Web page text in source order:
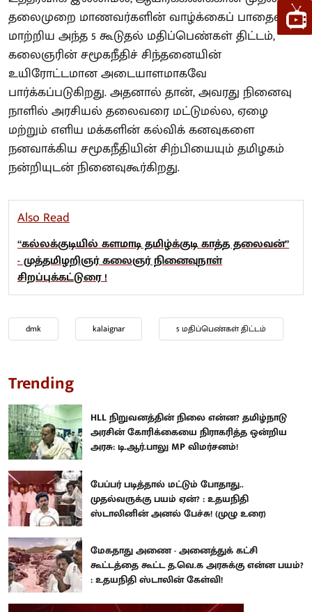
தலைமுறை மாணவர்களின் வாழ்க்கைப் பாதையை
மாற்றிய அந்த 5 கூடுதல் மதிப்பெண்கள் திட்டம்,
கலைஞரின் சமூகநீதிச் சிந்தனையின்
உயிரோட்டமான அடையாளமாகவே
பார்க்கப்படுகிறது. அதனால் தான், அவரது நினைவு
நாளில் அரசியல் தலைவரை மட்டுமல்ல, ஏழை
மற்றும் எளிய மக்களின் கல்விக் கனவுகளை
நனவாக்கிய சமூகநீதியின் சிற்பியையும் தமிழகம்
நன்றியுடன் நினைவுகூர்கிறது.
Also Read
“கல்லக்குடியில் களமாடி தமிழ்க்குடி காத்த தலைவன்”
- முத்தமிழறிஞர் கலைஞர் நினைவுநாள்
சிறப்புக்கட்டுரை !
dmk kalaignar 5 மதிப்பெண்கள் திட்டம்
Trending
HLL நிறுவனத்தின் நிலை என்ன? தமிழ்நாடு
அரசின் கோரிக்கையை நிராகரித்த ஒன்றிய
அரசு: டி.ஆர்.பாலு MP விமர்சனம்!
பேப்பர் படித்தால் மட்டும் போதாது..
முதல்வருக்கு பயம் ஏன்? : உதயநிதி
ஸ்டாலினின் அனல் பேச்சு! (முழு உரை)
மேகதாது அணை - அனைத்துக் கட்சி
கூட்டத்தை கூட்ட த.வெ.க அரசுக்கு என்ன பயம்?
: உதயநிதி ஸ்டாலின் கேள்வி!